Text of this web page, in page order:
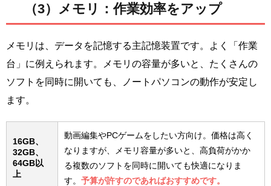
（3）メモリ：作業効率をアップ
メモリは、データを記憶する主記憶装置です。よく「作業
台」に例えられます。メモリの容量が多いと、たくさんの
ソフトを同時に開いても、ノートパソコンの動作が安定し
ます。
16GB、
32GB、
64GB以
上
動画編集やPCゲームをしたい方向け。価格は高く
なりますが、メモリ容量が多いと、高負荷がかか
る複数のソフトを同時に開いても快適になりま
す。 予算が許すのであればおすすめです。